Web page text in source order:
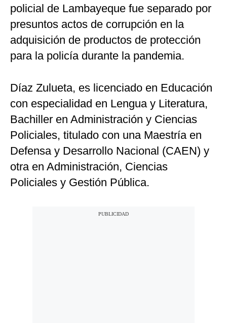
policial de Lambayeque fue separado por
presuntos actos de corrupción en la
adquisición de productos de protección
para la policía durante la pandemia.
Díaz Zulueta, es licenciado en Educación
con especialidad en Lengua y Literatura,
Bachiller en Administración y Ciencias
Policiales, titulado con una Maestría en
Defensa y Desarrollo Nacional (CAEN) y
otra en Administración, Ciencias
Policiales y Gestión Pública.